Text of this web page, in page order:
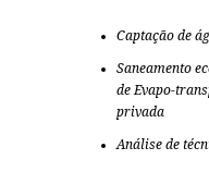
Captação de
Saneamento
de Evapo-
privada
Análise de